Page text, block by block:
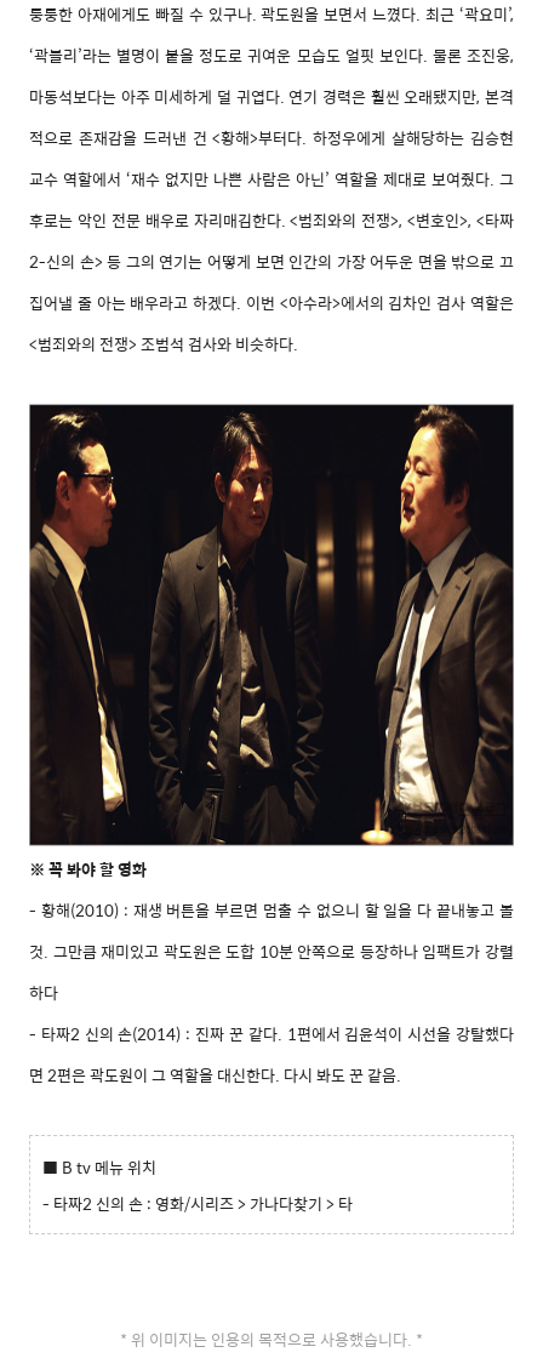
퉁퉁한 아재에게도 빠질 수 있구나. 곽도원을 보면서 느꼈다. 최근 ‘곽요미’,
‘곽블리’라는 별명이 붙을 정도로 귀여운 모습도 얼핏 보인다. 물론 조진웅,
마동석보다는 아주 미세하게 덜 귀엽다. 연기 경력은 훨씬 오래됐지만, 본격
적으로 존재감을 드러낸 건 <황해>부터다. 하정우에게 살해당하는 김승현
교수 역할에서 ‘재수 없지만 나쁜 사람은 아닌’ 역할을 제대로 보여줬다. 그
후로는 악인 전문 배우로 자리매김한다. <범죄와의 전쟁>, <변호인>, <타짜
2-신의 손> 등 그의 연기는 어떻게 보면 인간의 가장 어두운 면을 밖으로 끄
집어낼 줄 아는 배우라고 하겠다. 이번 <아수라>에서의 김차인 검사 역할은
<범죄와의 전쟁> 조범석 검사와 비슷하다.
※ 꼭 봐야 할 영화
- 황해(2010) : 재생 버튼을 부르면 멈출 수 없으니 할 일을 다 끝내놓고 볼
것. 그만큼 재미있고 곽도원은 도합 10분 안쪽으로 등장하나 임팩트가 강렬
하다
- 타짜2 신의 손(2014) : 진짜 꾼 같다. 1편에서 김윤석이 시선을 강탈했다
면 2편은 곽도원이 그 역할을 대신한다. 다시 봐도 꾼 같음.
■ B tv 메뉴 위치
- 타짜2 신의 손: 영화/시리즈 > 가나다찾기 > 타
* 위 이미지는 인용의 목적으로 사용했습니다. *